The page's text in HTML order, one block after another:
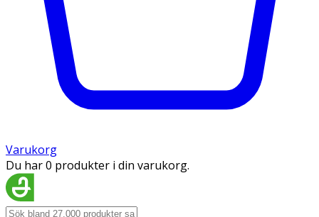
Varukorg
Du har 0 produkter i din varukorg.